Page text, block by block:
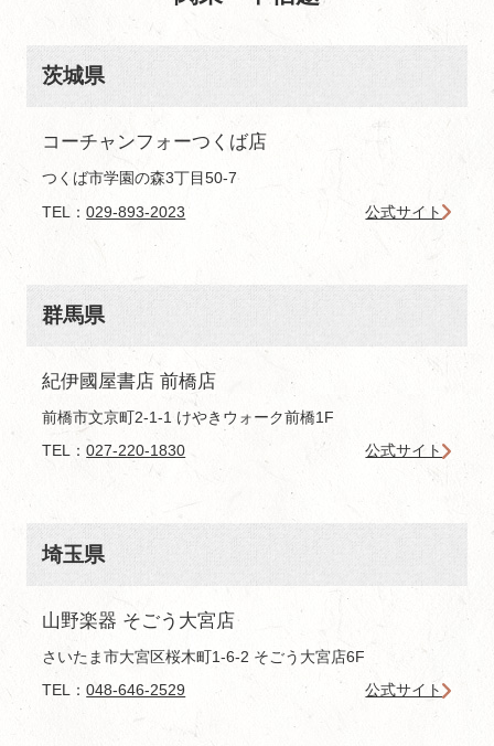
茨城県
コーチャンフォーつくば店
つくば市学園の森3丁目50-7
TEL：029-893-2023 公式サイト
群馬県
紀伊國屋書店 前橋店
前橋市文京町2-1-1 けやきウォーク前橋1F
TEL：027-220-1830 公式サイト
埼玉県
山野楽器 そごう大宮店
さいたま市大宮区桜木町1-6-2 そごう大宮店6F
TEL：048-646-2529 公式サイト